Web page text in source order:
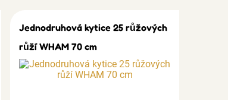
Jednodruhová kytice 25 růžových
růží WHAM 70 cm